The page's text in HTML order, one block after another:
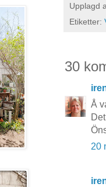
Upplagd
Etiketter:
30
Å
20